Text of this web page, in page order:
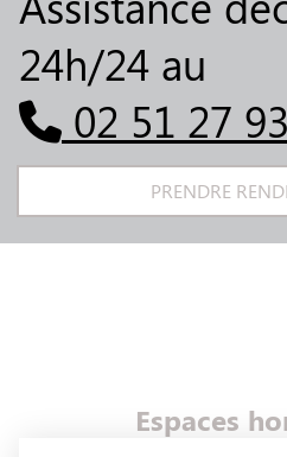
24h/24 au
02 51 27
PRENDRE
Espaces